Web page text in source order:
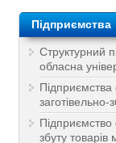
Підприємства
Структурний
обласна
Підприємства
заготівельно-
Підприємство
збуту товарів